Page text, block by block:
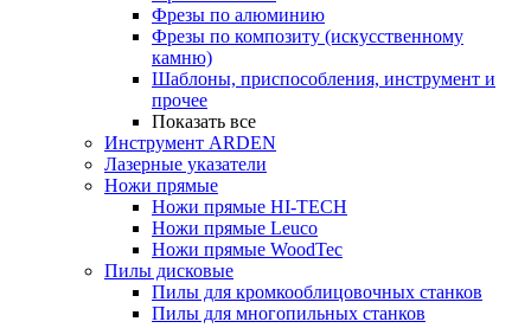
Фрезы по алюминию
Фрезы по композиту (искусственному
камню)
Шаблоны, приспособления, инструмент и
прочее
Показать все
Инструмент ARDEN
Лазерные указатели
Ножи прямые
Ножи прямые HI-TECH
Ножи прямые Leuco
Ножи прямые WoodTec
Пилы дисковые
Пилы для кромкооблицовочных станков
Пилы для многопильных станков